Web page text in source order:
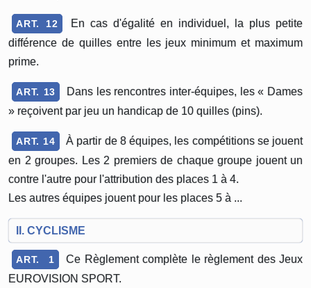
ART. 12
En cas d'égalité en individuel, la plus petite
différence de quilles entre les jeux minimum et maximum
prime.
ART. 13
Dans les rencontres inter-équipes, les « Dames
» reçoivent par jeu un handicap de 10 quilles (pins).
ART. 14
À partir de 8 équipes, les compétitions se jouent
en 2 groupes. Les 2 premiers de chaque groupe jouent un
contre l'autre pour l'attribution des places 1 à 4.
Les autres équipes jouent pour les places 5 à ...
II. CYCLISME
ART. 1
Ce Règlement complète le règlement des Jeux
EUROVISION SPORT.